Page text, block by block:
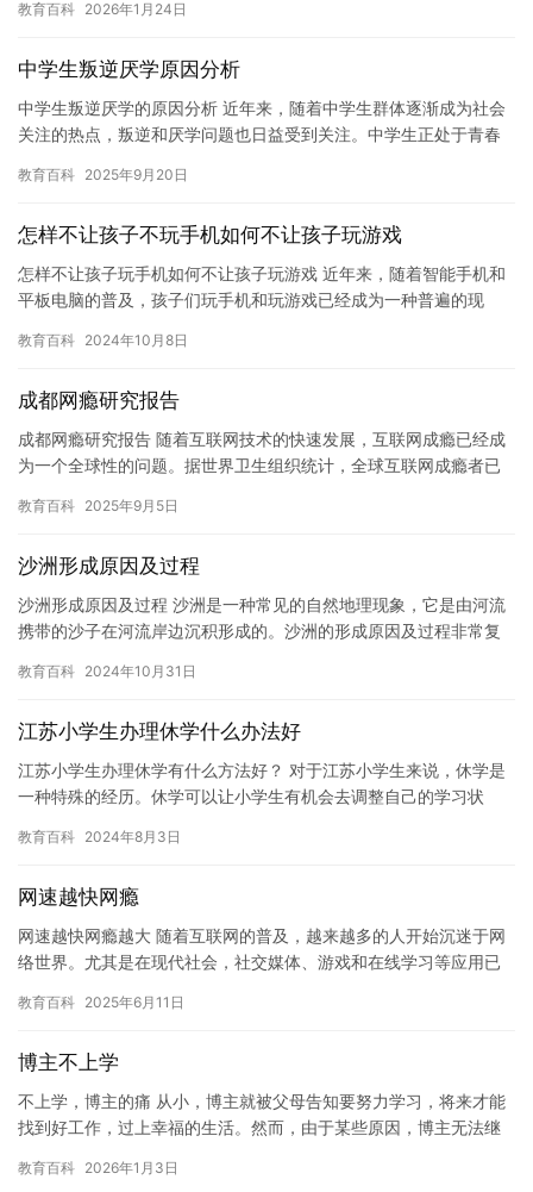
生…
教育百科 2026年1月24日
中学生叛逆厌学原因分析
中学生叛逆厌学的原因分析 近年来，随着中学生群体逐渐成为社会
关注的热点，叛逆和厌学问题也日益受到关注。中学生正处于青春
值观…
教育百科 2025年9月20日
怎样不让孩子不玩手机如何不让孩子玩游戏
怎样不让孩子玩手机如何不让孩子玩游戏 近年来，随着智能手机和
平板电脑的普及，孩子们玩手机和玩游戏已经成为一种普遍的现
长应该…
教育百科 2024年10月8日
成都网瘾研究报告
成都网瘾研究报告 随着互联网技术的快速发展，互联网成瘾已经成
为一个全球性的问题。据世界卫生组织统计，全球互联网成瘾者已
教育百科 2025年9月5日
沙洲形成原因及过程
沙洲形成原因及过程 沙洲是一种常见的自然地理现象，它是由河流
携带的沙子在河流岸边沉积形成的。沙洲的形成原因及过程非常复
具…
教育百科 2024年10月31日
江苏小学生办理休学什么办法好
江苏小学生办理休学有什么方法好？ 对于江苏小学生来说，休学是
一种特殊的经历。休学可以让小学生有机会去调整自己的学习状
学手续…
教育百科 2024年8月3日
网速越快网瘾
网速越快网瘾越大 随着互联网的普及，越来越多的人开始沉迷于网
络世界。尤其是在现代社会，社交媒体、游戏和在线学习等应用已
使用…
教育百科 2025年6月11日
博主不上学
不上学，博主的痛 从小，博主就被父母告知要努力学习，将来才能
找到好工作，过上幸福的生活。然而，由于某些原因，博主无法继
生…
教育百科 2026年1月3日